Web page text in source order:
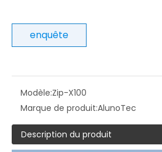
enquête
Modèle:Zip-X100
Marque de produit:AlunoTec
Description du produit